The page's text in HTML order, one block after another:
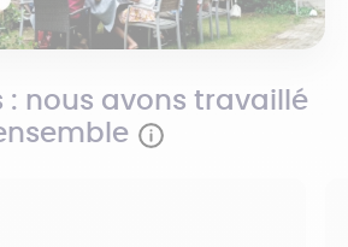
: nous avons travaillé